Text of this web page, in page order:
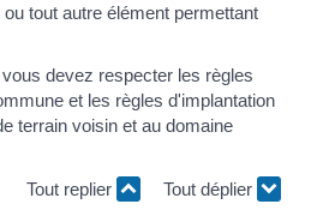
tout autre élément permettant
devez respecter les règles
et les règles d'implantation
terrain voisin et au domaine
Tout replier
Tout déplier